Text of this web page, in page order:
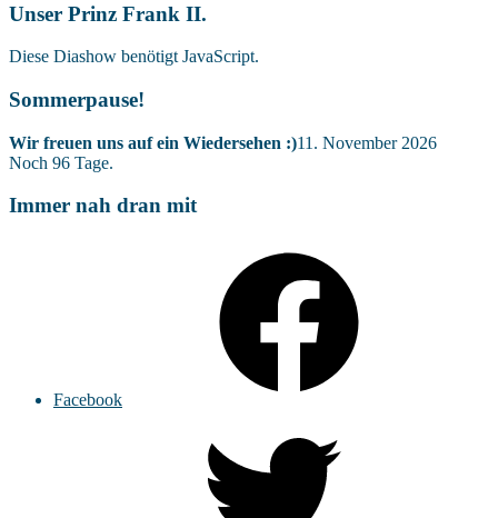
Unser Prinz Frank II.
Diese Diashow benötigt JavaScript.
Sommerpause!
Wir freuen uns auf ein Wiedersehen :)11. November 2026
Noch 96 Tage.
Immer nah dran mit
Facebook